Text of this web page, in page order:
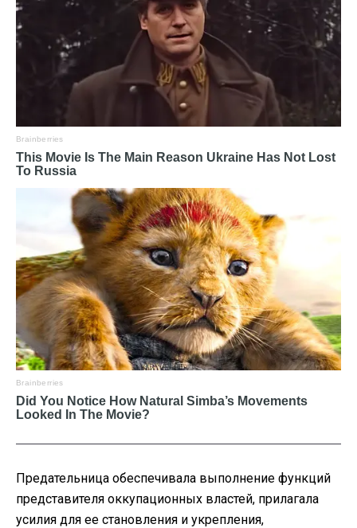
Предательница обеспечивала выполнение функций
представителя оккупационных властей, прилагала
усилия для ее становления и укрепления,